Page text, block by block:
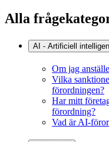
Alla
AI - Artificiell
Om jag
Vilka
förordningen?
Har mitt
förordning?
Vad är AI-